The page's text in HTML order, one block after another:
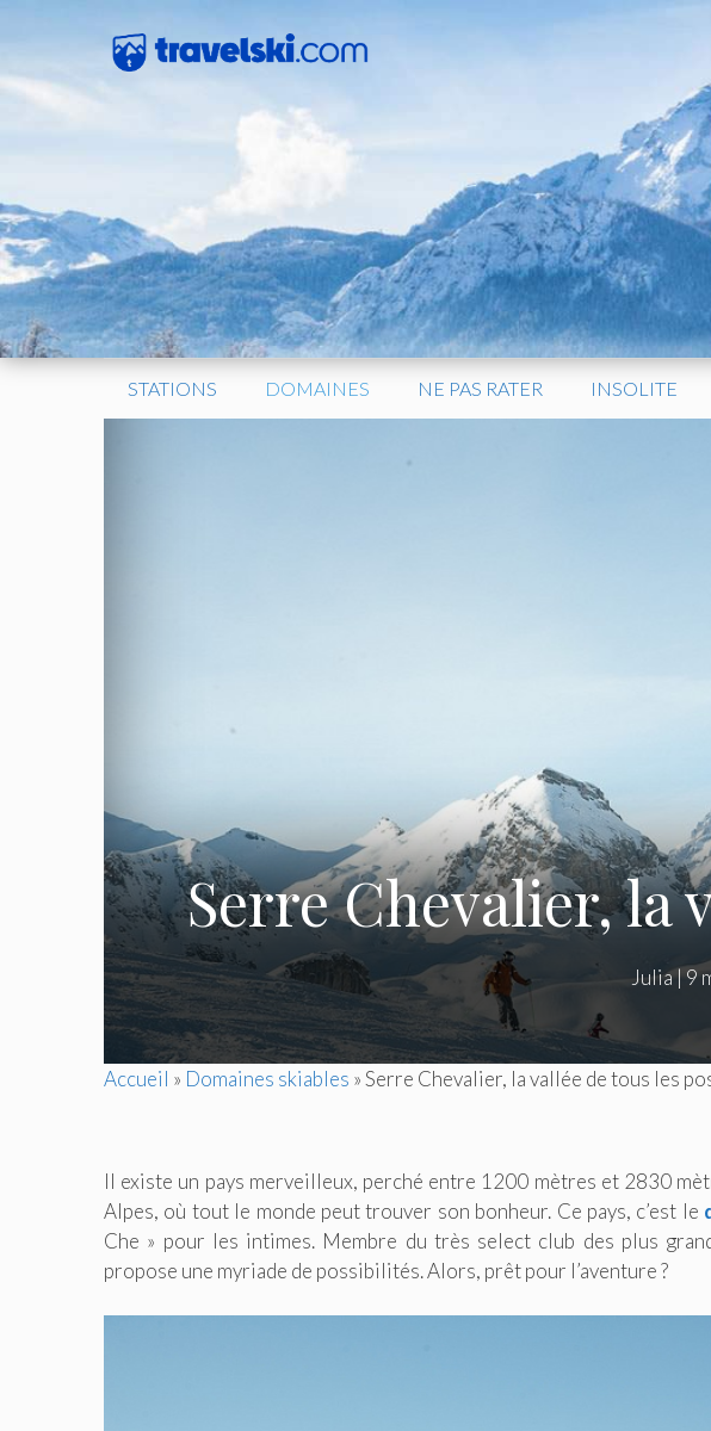
contenu
STATIONS DOMAINES NE PAS RATER INSOLITE
Serre Chevalier, la
Julia|9
Accueil » Domaines skiables »Serre Chevalier, la vallée de tous les
Il existe un pays merveilleux, perché entre 1200 mètres et 2830
Alpes, où tout le monde peut trouver son bonheur. Ce pays, c’est le
Che » pour les intimes. Membre du très select club des plus
propose une myriade de possibilités. Alors, prêt pour l’aventure ?